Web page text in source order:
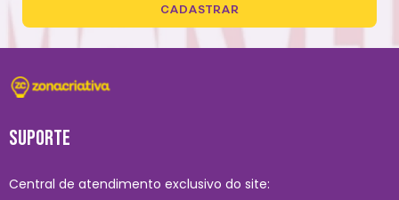
CADASTRAR
SUPORTE
Central de atendimento exclusivo do site: